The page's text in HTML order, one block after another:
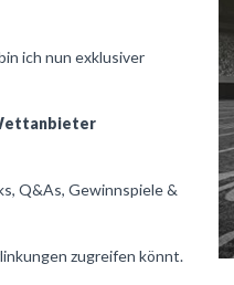
ich nun exklusiver
Q&As, Gewinnspiele &
zugreifen könnt.